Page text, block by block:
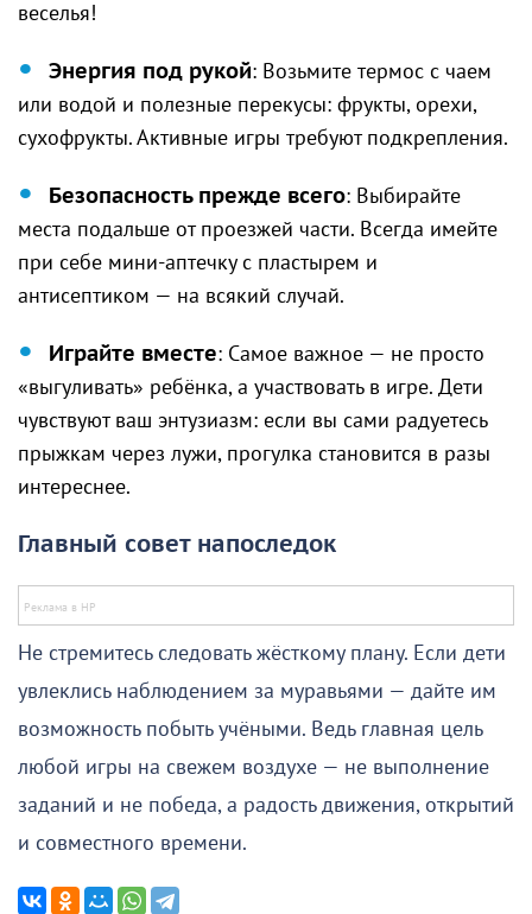
веселья!
Энергия под рукой: Возьмите термос с чаем
или водой и полезные перекусы: фрукты, орехи,
сухофрукты. Активные игры требуют подкрепления.
Безопасность прежде всего: Выбирайте
места подальше от проезжей части. Всегда имейте
при себе мини-аптечку с пластырем и
антисептиком — на всякий случай.
Играйте вместе: Самое важное — не просто
«выгуливать» ребёнка, а участвовать в игре. Дети
чувствуют ваш энтузиазм: если вы сами радуетесь
прыжкам через лужи, прогулка становится в разы
интереснее.
Главный совет напоследок
Не стремитесь следовать жёсткому плану. Если дети
увлеклись наблюдением за муравьями — дайте им
возможность побыть учёными. Ведь главная цель
любой игры на свежем воздухе — не выполнение
заданий и не победа, а радость движения, открытий
и совместного времени.